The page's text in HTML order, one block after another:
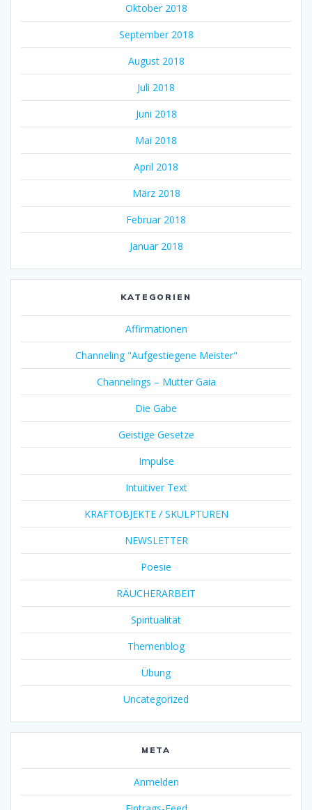
Oktober 2018
September 2018
August 2018
Juli 2018
Juni 2018
Mai 2018
April 2018
März 2018
Februar 2018
Januar 2018
KATEGORIEN
Affirmationen
Channeling "Aufgestiegene Meister"
Channelings – Mutter Gaia
Die Gabe
Geistige Gesetze
Impulse
Intuitiver Text
KRAFTOBJEKTE / SKULPTUREN
NEWSLETTER
Poesie
RÄUCHERARBEIT
Spiritualität
Themenblog
Übung
Uncategorized
META
Anmelden